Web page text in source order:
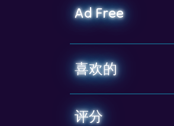
Ad Free
喜欢的
评分